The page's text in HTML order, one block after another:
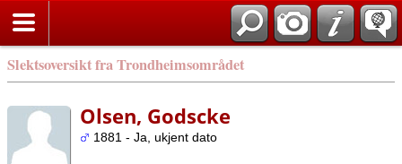
Slektsoversikt fra Trondheimsområdet
Olsen, Godscke
1881 - Ja, ukjent dato